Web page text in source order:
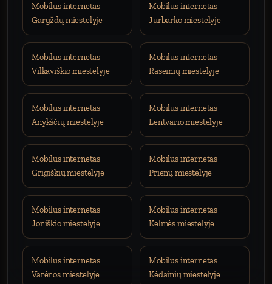
Mobilus internetas
Gargždų miestelyje
Mobilus internetas
Jurbarko miestelyje
Mobilus internetas
Vilkaviškio miestelyje
Mobilus internetas
Raseinių miestelyje
Mobilus internetas
Anykščių miestelyje
Mobilus internetas
Lentvario miestelyje
Mobilus internetas
Grigiškių miestelyje
Mobilus internetas
Prienų miestelyje
Mobilus internetas
Joniškio miestelyje
Mobilus internetas
Kelmės miestelyje
Mobilus internetas
Varėnos miestelyje
Mobilus internetas
Kėdainių miestelyje